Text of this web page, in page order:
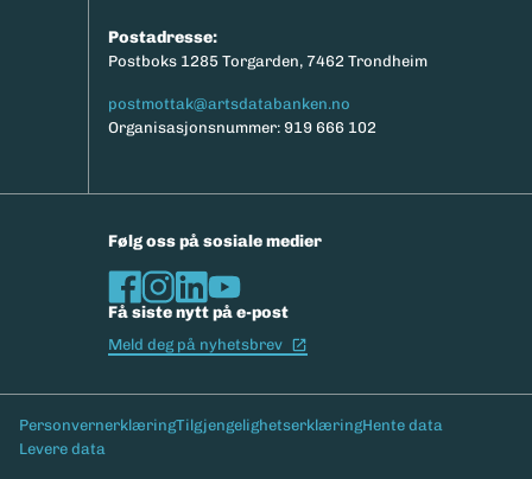
Postadresse:
Postboks 1285 Torgarden, 7462 Trondheim
postmottak@artsdatabanken.no
Organisasjonsnummer: 919 666 102
Følg oss på sosiale medier
Få siste nytt på e-post
Meld deg på nyhetsbrev
Bunntekst
PersonvernerklæringTilgjengelighetserklæringHente data
Levere data